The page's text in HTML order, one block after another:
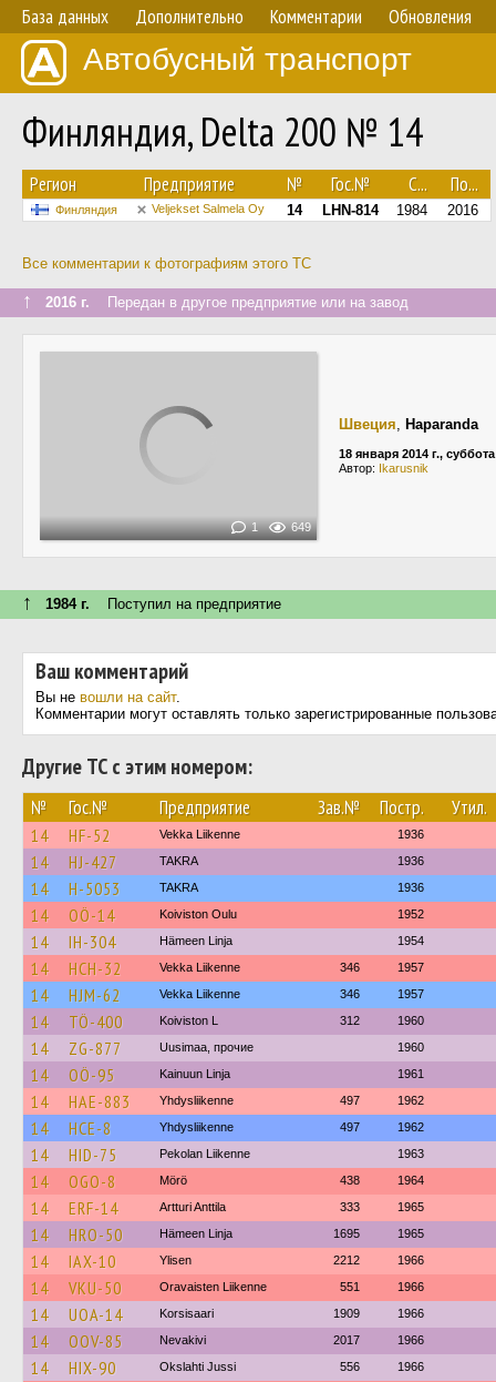
База данных Дополнительно Комментарии Обновления
Автобусный транспорт
Финляндия, Delta 200 № 14
Регион Предприятие № Гос.№ С... По...
Финляндия Veljekset Salmela Oy 14 LHN-814 1984 2016
Все комментарии к фотографиям этого ТС
↑ 2016 г. Передан в другое предприятие или на завод
1 649
Швеция, Haparanda
18 января 2014 г., суббота
Автор: Ikarusnik
↑ 1984 г. Поступил на предприятие
Ваш комментарий
Вы не вошли на сайт.
Комментарии могут оставлять только зарегистрированные
Другие ТС с этим номером:
№ Гос.№ Предприятие Зав.№ Постр. Утил.
14 HF-52 Vekka Liikenne 1936
14 HJ-427 TAKRA 1936
14 H-5053 TAKRA 1936
14 OÖ-14 Koiviston Oulu 1952
14 IH-304 Hämeen Linja 1954
14 HCH-32 Vekka Liikenne 346 1957
14 HJM-62 Vekka Liikenne 346 1957
14 TÖ-400 Koiviston L 312 1960
14 ZG-877 Uusimaa, прочие 1960
14 OÖ-95 Kainuun Linja 1961
14 HAE-883 Yhdysliikenne 497 1962
14 HCE-8 Yhdysliikenne 497 1962
14 HID-75 Pekolan Liikenne 1963
14 OGO-8 Mörö 438 1964
14 ERF-14 Artturi Anttila 333 1965
14 HRO-50 Hämeen Linja 1695 1965
14 IAX-10 Ylisen 2212 1966
14 VKU-50 Oravaisten Liikenne 551 1966
14 UOA-14 Korsisaari 1909 1966
14 OOV-85 Nevakivi 2017 1966
14 HIX-90 Okslahti Jussi 556 1966